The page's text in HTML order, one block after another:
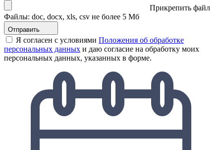
Прикрепить файл
Файлы: doc, docx, xls, csv не более 5 Мб
Отправить
Я согласен с условиями Положения об обработке
персональных данных и даю согласие на обработку моих
персональных данных, указанных в форме.